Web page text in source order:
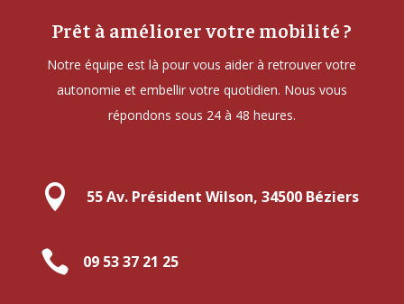
Prêt à améliorer votre mobilité ?
Notre équipe est là pour vous aider à retrouver votre
autonomie et embellir votre quotidien. Nous vous
répondons sous 24 à 48 heures.
 55 Av. Président Wilson, 34500 Béziers
 09 53 37 21 25